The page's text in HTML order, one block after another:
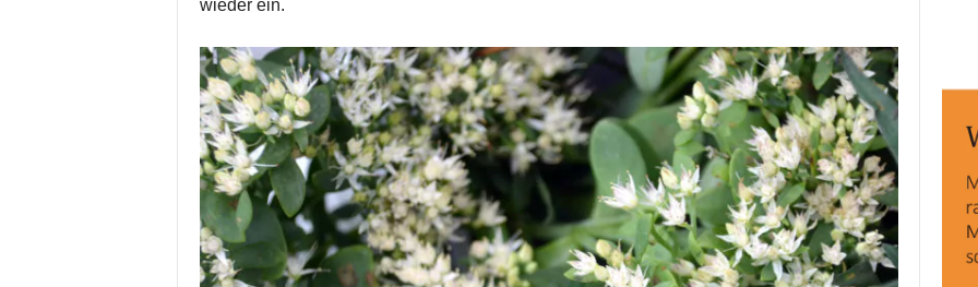
wieder ein.